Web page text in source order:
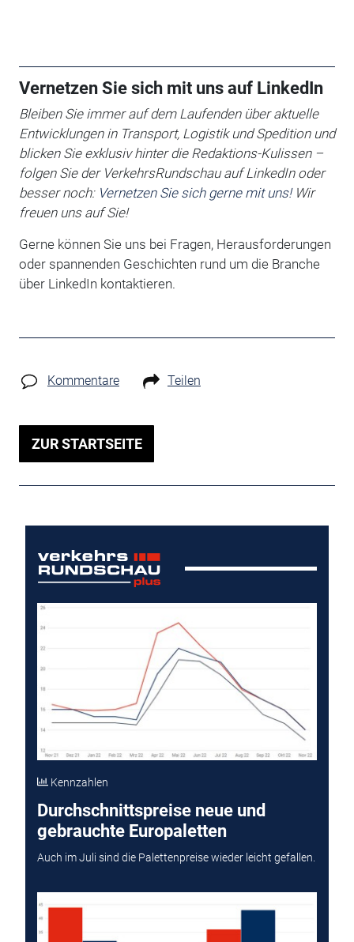
Vernetzen Sie sich mit uns auf LinkedIn
Bleiben Sie immer auf dem Laufenden über aktuelle
Entwicklungen in Transport, Logistik und Spedition und
blicken Sie exklusiv hinter die Redaktions-Kulissen –
folgen Sie der VerkehrsRundschau auf LinkedIn oder
besser noch: Vernetzen Sie sich gerne mit uns!Wir
freuen uns auf Sie!
Gerne können Sie uns bei Fragen, Herausforderungen
oder spannenden Geschichten rund um die Branche
über LinkedIn kontaktieren.
Kommentare Teilen
ZUR STARTSEITE
Kennzahlen
Durchschnittspreise neue und
gebrauchte Europaletten
Auch im Juli sind die Palettenpreise wieder leicht gefallen.